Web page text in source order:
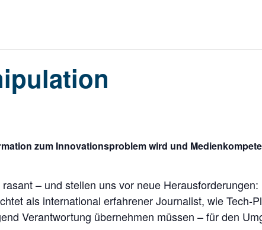
zum Innovationsproblem wird und
– und stellen uns vor neue Herausforderungen:
als international erfahrener Journalist, wie Tech-
Verantwortung übernehmen müssen – für den